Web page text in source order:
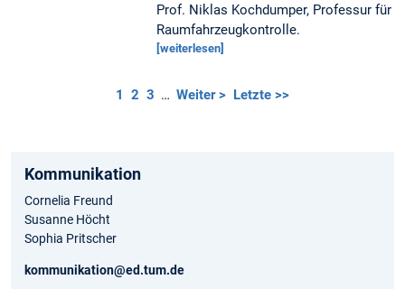
Prof. Niklas Kochdumper, Professur für
Raumfahrzeugkontrolle.
[weiterlesen]
1 2 3 … Weiter > Letzte >>
Kommunikation
Cornelia Freund
Susanne Höcht
Sophia Pritscher
kommunikation@ed.tum.de